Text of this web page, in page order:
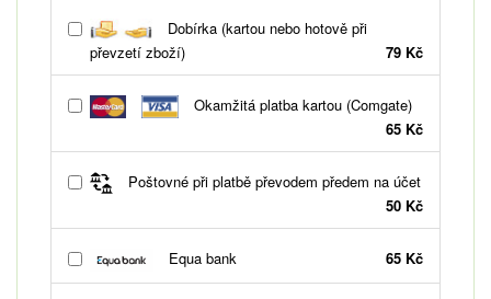
Dobírka (kartou nebo hotově při
převzetí zboží)
79 Kč
Okamžitá platba kartou (Comgate)
65 Kč
Poštovné při platbě převodem předem na účet
50 Kč
Equa bank 65 Kč